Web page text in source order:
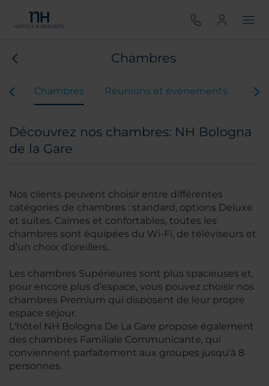
Chambres
Chambres Réunions et événements
Découvrez nos chambres: NH Bologna
de la Gare
Nos clients peuvent choisir entre différentes
catégories de chambres : standard, options Deluxe
et suites. Calmes et confortables, toutes les
chambres sont équipées du Wi-Fi, de téléviseurs et
d’un choix d’oreillers..
Les chambres Supérieures sont plus spacieuses et,
pour encore plus d’espace, vous pouvez choisir nos
chambres Premium qui disposent de leur propre
espace séjour.
L'hôtel NH Bologna De La Gare propose également
des chambres Familiale Communicante, qui
conviennent parfaitement aux groupes jusqu'à 8
personnes.